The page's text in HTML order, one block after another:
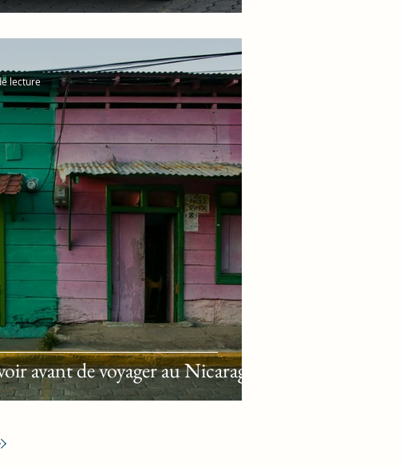
avant de voyager au Nicaragua
lecture